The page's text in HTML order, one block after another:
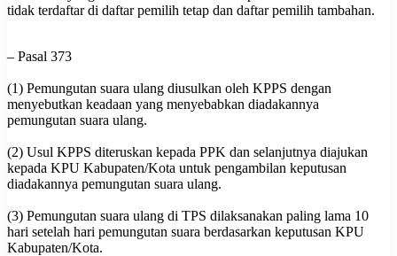
tidak terdaftar di daftar pemilih tetap dan daftar pemilih tambahan.
– Pasal 373
(1) Pemungutan suara ulang diusulkan oleh KPPS dengan
menyebutkan keadaan yang menyebabkan diadakannya
pemungutan suara ulang.
(2) Usul KPPS diteruskan kepada PPK dan selanjutnya diajukan
kepada KPU Kabupaten/Kota untuk pengambilan keputusan
diadakannya pemungutan suara ulang.
(3) Pemungutan suara ulang di TPS dilaksanakan paling lama 10
hari setelah hari pemungutan suara berdasarkan keputusan KPU
Kabupaten/Kota.